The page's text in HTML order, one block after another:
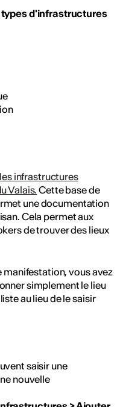
d'infrastructures
les infrastructures
Valais. Cette base de
une documentation
Cela permet aux
de trouver des lieux
manifestation, vous avez
simplement le lieu
au lieu de le saisir
saisir une
nouvelle